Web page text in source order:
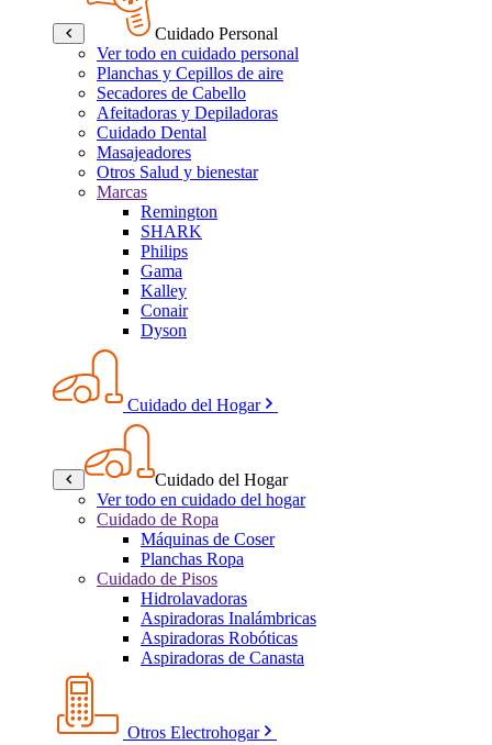
Cuidado Personal
Ver todo en cuidado personal
Planchas y Cepillos de aire
Secadores de Cabello
Afeitadoras y Depiladoras
Cuidado Dental
Masajeadores
Otros Salud y bienestar
Marcas
Remington
SHARK
Philips
Gama
Kalley
Conair
Dyson
Cuidado del Hogar
Cuidado del Hogar
Ver todo en cuidado del hogar
Cuidado de Ropa
Máquinas de Coser
Planchas Ropa
Cuidado de Pisos
Hidrolavadoras
Aspiradoras Inalámbricas
Aspiradoras Robóticas
Aspiradoras de Canasta
Otros Electrohogar